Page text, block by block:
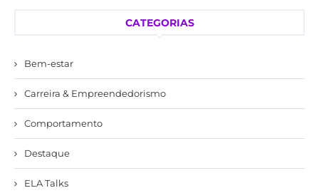
CATEGORIAS
Bem-estar
Carreira & Empreendedorismo
Comportamento
Destaque
ELA Talks